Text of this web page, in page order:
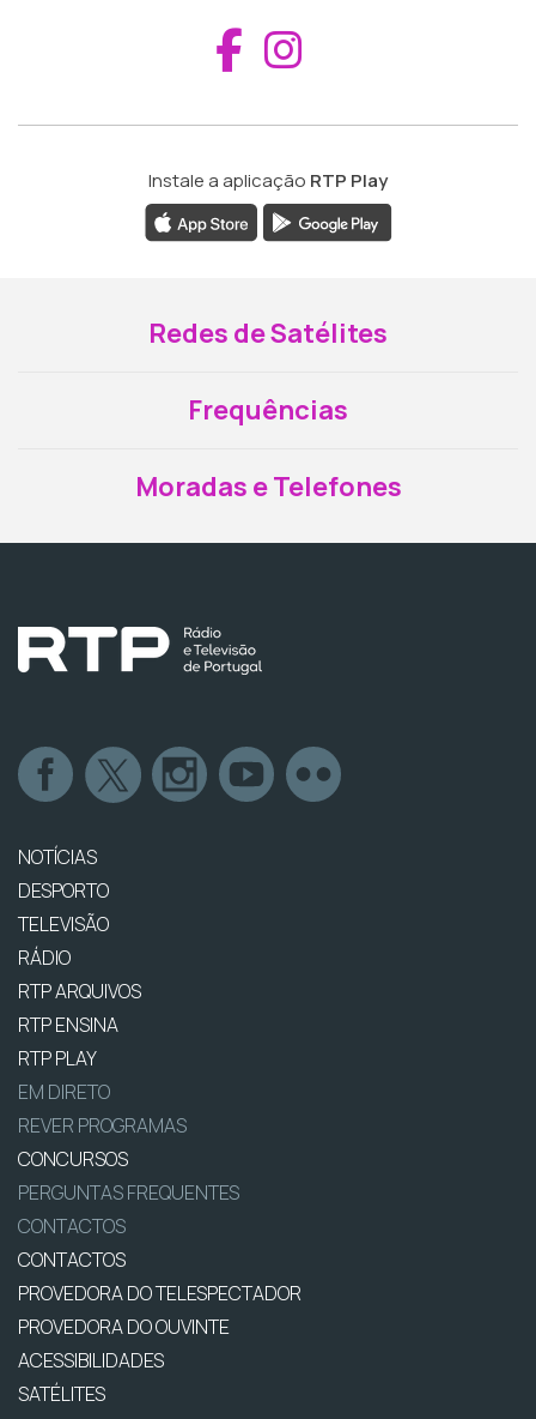
Aceder ao
Instale a aplicação RTP Play
Redes de Satélites
Frequências
Moradas e Telefones
NOTÍCIAS
DESPORTO
TELEVISÃO
RÁDIO
RTP ARQUIVOS
RTP ENSINA
RTP PLAY
EM DIRETO
REVER PROGRAMAS
CONCURSOS
PERGUNTAS FREQUENTES
CONTACTOS
CONTACTOS
PROVEDORA DO TELESPECTADOR
PROVEDORA DO OUVINTE
ACESSIBILIDADES
SATÉLITES